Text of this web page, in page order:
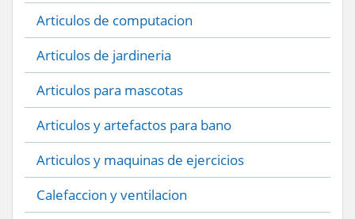
Articulos de computacion
Articulos de jardineria
Articulos para mascotas
Articulos y artefactos para bano
Articulos y maquinas de ejercicios
Calefaccion y ventilacion